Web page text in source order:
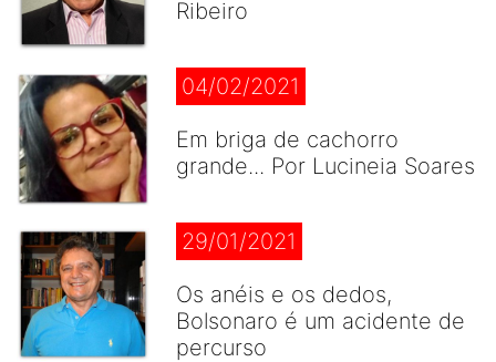
Ribeiro
04/02/2021
Em briga de cachorro
grande... Por Lucineia Soares
29/01/2021
Os anéis e os dedos,
Bolsonaro é um acidente de
percurso